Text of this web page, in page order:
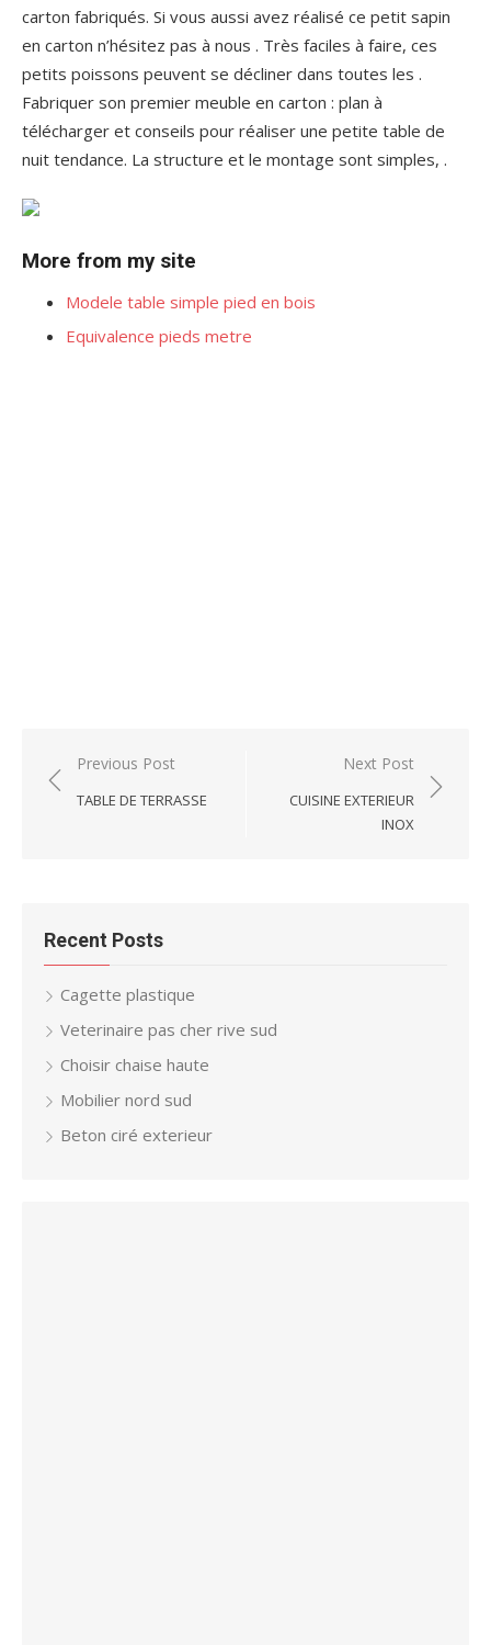
carton fabriqués. Si vous aussi avez réalisé ce petit sapin
en carton n’hésitez pas à nous . Très faciles à faire, ces
petits poissons peuvent se décliner dans toutes les .
Fabriquer son premier meuble en carton : plan à
télécharger et conseils pour réaliser une petite table de
nuit tendance. La structure et le montage sont simples, .
More from my site
Modele table simple pied en bois
Equivalence pieds metre
Post
navigation
Previous Post
TABLE DE TERRASSE
Next Post
CUISINE EXTERIEUR
INOX
Recent Posts
Cagette plastique
Veterinaire pas cher rive sud
Choisir chaise haute
Mobilier nord sud
Beton ciré exterieur